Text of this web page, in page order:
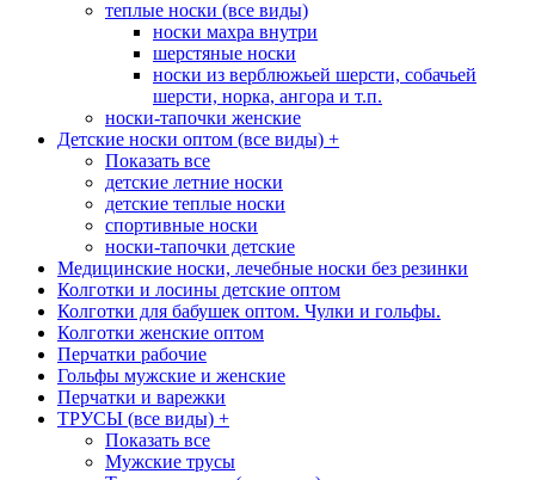
теплые носки (все виды)
носки махра внутри
шерстяные носки
носки из верблюжьей шерсти, собачьей
шерсти, норка, ангора и т.п.
носки-тапочки женские
Детские носки оптом (все виды) +
Показать все
детские летние носки
детские теплые носки
спортивные носки
носки-тапочки детские
Медицинские носки, лечебные носки без резинки
Колготки и лосины детские оптом
Колготки для бабушек оптом. Чулки и гольфы.
Колготки женские оптом
Перчатки рабочие
Гольфы мужские и женские
Перчатки и варежки
ТРУСЫ (все виды) +
Показать все
Мужские трусы